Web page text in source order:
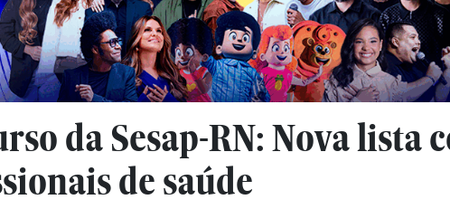
da Sesap-RN: Nova lista
de saúde